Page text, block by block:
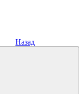
Назад